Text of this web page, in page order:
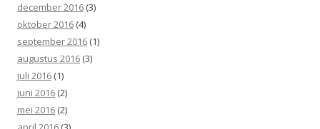
december 2016 (3)
oktober 2016 (4)
september 2016 (1)
augustus 2016 (3)
juli 2016 (1)
juni 2016 (2)
mei 2016 (2)